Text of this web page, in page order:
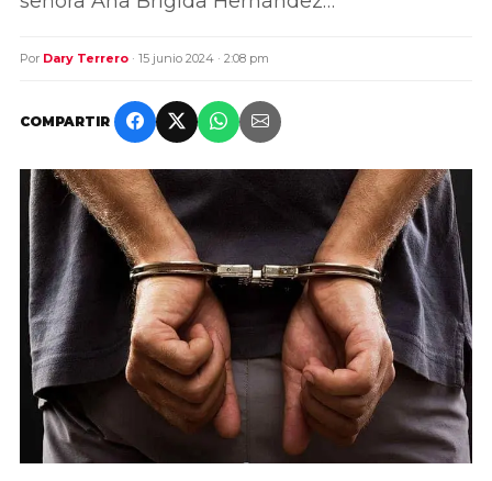
Por Dary Terrero · 15 junio 2024 · 2:08 pm
COMPARTIR